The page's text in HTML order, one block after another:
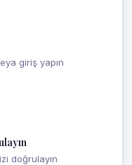
giriş yapın
doğrulayın